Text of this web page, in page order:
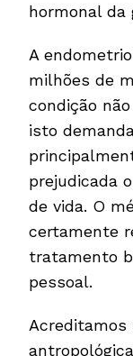
hormonal da
A
milhões de
condição
isto
prejudicada
de vida. O
certamente
tratamento
pessoal.